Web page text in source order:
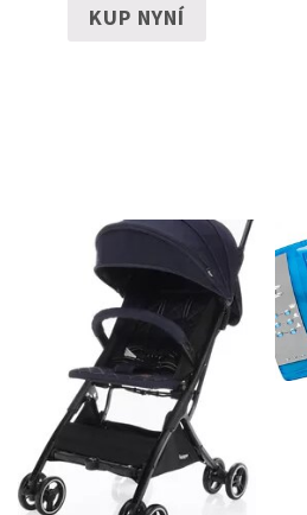
KUP NYNÍ